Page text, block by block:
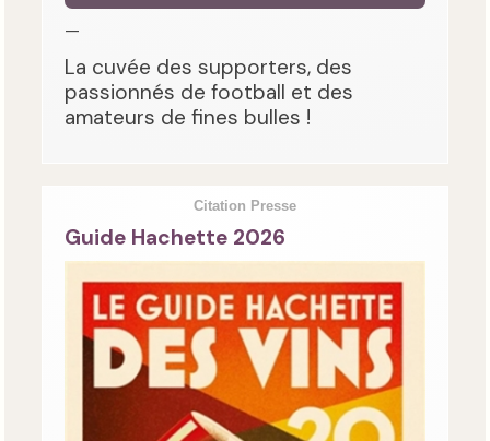
—
La cuvée des supporters, des
passionnés de football et des
amateurs de fines bulles !
Citation Presse
Guide Hachette 2026